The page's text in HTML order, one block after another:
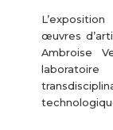
œuvres
Ambroise